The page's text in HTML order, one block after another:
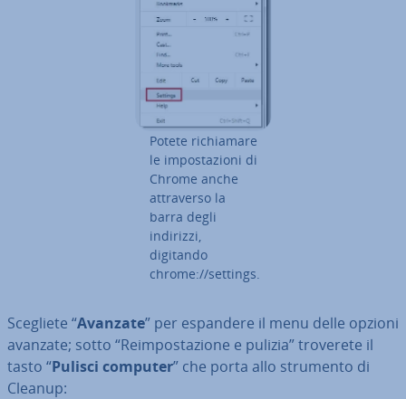
Potete ri­chia­ma­re
le im­po­sta­zio­ni di
Chrome anche
at­tra­ver­so la
barra degli
indirizzi,
digitando
chrome://settings.
Scegliete “Avanzate” per espandere il menu delle opzioni
avanzate; sotto “Reim­po­sta­zio­ne e pulizia” troverete il
tasto “Pulisci computer” che porta allo strumento di
Cleanup: